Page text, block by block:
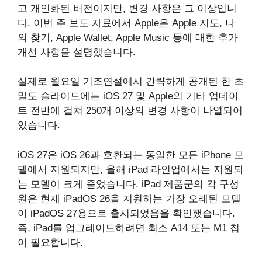
고 개인화된 버전이지만, 변경 사항은 그 이상입니
다. 이번 주 보도 자료에서 Apple은 Apple 지도, 나
의 찾기, Apple Wallet, Apple Music 등에 대한 추가
개선 사항을 설명했습니다.
실제로 월요일 기조연설에서 간략하게 공개된 한 초
밀도 슬라이드에는 iOS 27 및 Apple의 기타 업데이
트 전반에 걸쳐 250개 이상의 변경 사항이 나열되어
있습니다.
iOS 27은 iOS 26과 호환되는 동일한 모든 iPhone 모
델에서 지원되지만, 올해 iPad 라인업에서는 지원되
는 모델이 크게 줄었습니다. iPad 제품군의 각 구성
원은 현재 iPadOS 26을 지원하는 가장 오래된 모델
이 iPadOS 27용으로 출시되었음을 확인했습니다.
즉, iPad를 업그레이드하려면 최소 A14 또는 M1 칩
이 필요합니다.